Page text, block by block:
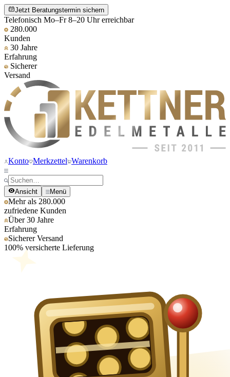
Jetzt Beratungstermin sichern
Telefonisch Mo–Fr 8–20 Uhr erreichbar
280.000
Kunden
30 Jahre
Erfahrung
Sicherer
Versand
Konto Merkzettel Warenkorb
Ansicht Menü
Mehr als 280.000
zufriedene Kunden
Über 30 Jahre
Erfahrung
Sicherer Versand
100% versicherte Lieferung